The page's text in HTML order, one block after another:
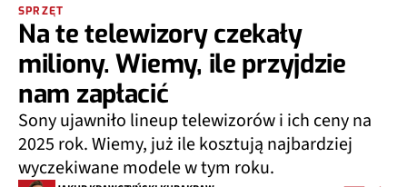
SPRZĘT
Na te telewizory czekały
miliony. Wiemy, ile przyjdzie
nam zapłacić
Sony ujawniło lineup telewizorów i ich ceny na
2025 rok. Wiemy, już ile kosztują najbardziej
wyczekiwane modele w tym roku.